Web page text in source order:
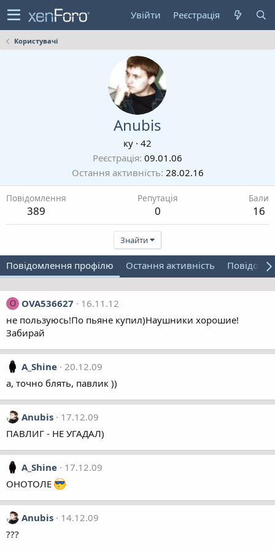
Увійти Реєстрація
Користувачі
Anubis
ку · 42
Реєстрація 09.01.06
Остання активність 28.02.16
Повідомлення
389
Репутація
0
Бали
16
Знайти
Повідомлення профілю Остання активність
O OVA536627
16.11.12
не пользуюсь!По пьяне купил)Наушники хорошие!
Забирай
A_Shine 20.12.09
а, точно блять, павлик ))
Anubis
17.12.09
ПАВЛИГ - НЕ УГАДАЛ)
A_Shine
17.12.09
ОНОТОЛЕ
Anubis
14.12.09
???